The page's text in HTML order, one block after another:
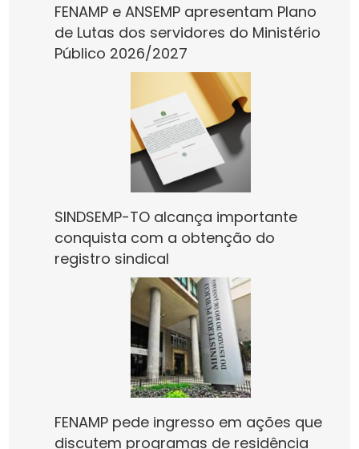
FENAMP e ANSEMP apresentam Plano
de Lutas dos servidores do Ministério
Público 2026/2027
SINDSEMP-TO alcança importante
conquista com a obtenção do
registro sindical
FENAMP pede ingresso em ações que
discutem programas de residência